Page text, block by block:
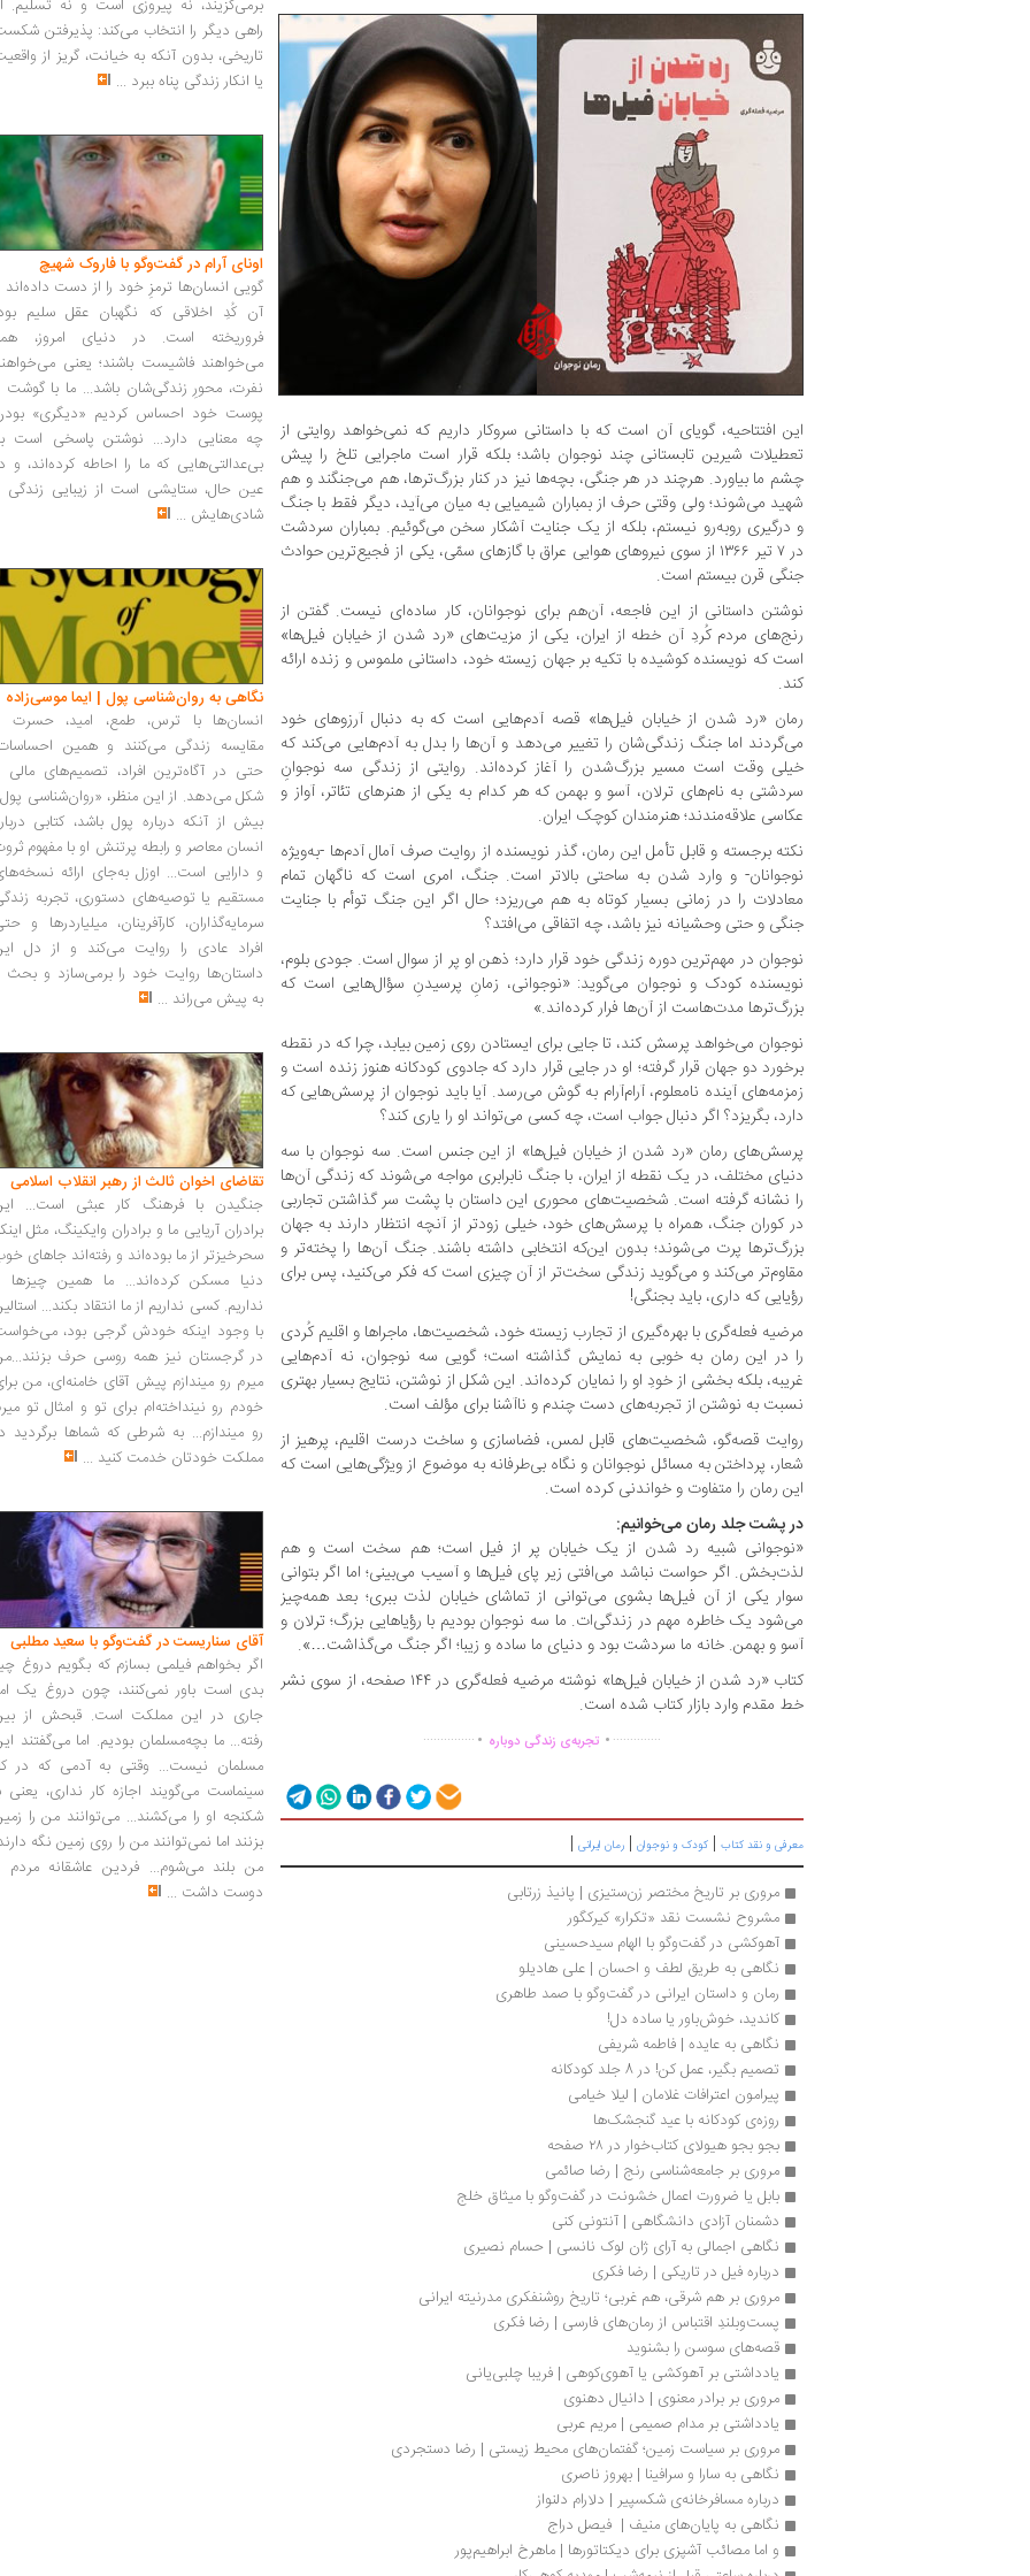
این افتتاحیه، گویای آن است که با داستانی سروکار داریم که نمی‌خواهد روایتی از
تعطیلات شیرین تابستانی چند نوجوان باشد؛ بلکه قرار است ماجرایی تلخ را پیش
چشم ما بیاورد. هرچند در هر جنگی، بچه‌ها نیز در کنار بزرگ‌ترها، هم می‌جنگند و هم
شهید می‌شوند؛ ولی وقتی حرف از بمباران شیمیایی به میان می‌آید، دیگر فقط با جنگ
و درگیری روبه‌رو نیستم، بلکه از یک جنایت آشکار سخن می‌گوئیم. بمباران سردشت
در ۷ تیر ۱۳۶۶ از سوی نیروهای هوایی عراق با گازهای سمّی، یکی از فجیع‌ترین حوادث
جنگی قرن بیستم است.
نوشتن داستانی از این فاجعه، آن‌هم برای نوجوانان، کار ساده‌ای نیست. گفتن از
رنج‌های مردم کُردِ آن خطه از ایران، یکی از مزیت‌های «رد شدن از خیابان فیل‌ها»
است که نویسنده کوشیده با تکیه بر جهان زیسته خود، داستانی ملموس و زنده ارائه
کند.
رمان «رد شدن از خیابان فیل‌ها» قصه آدم‌هایی است که به دنبال آرزوهای خود
می‌گردند اما جنگ زندگی‌شان را تغییر می‌دهد و آن‌ها را بدل به آدم‌هایی می‌کند که
خیلی وقت است مسیر بزرگ‌شدن را آغاز کرده‌اند. روایتی از زندگی سه نوجوانِ
سردشتی به نام‌های ترلان، آسو و بهمن که هر کدام به یکی از هنرهای تئاتر، آواز و
عکاسی علاقه‌مندند؛ هنرمندان کوچک ایران.
نکته برجسته و قابل تأمل این رمان، گذر نویسنده از روایت صرف آمال آدم‌ها -به‌ویژه
نوجوانان- و وارد شدن به ساحتی بالاتر است. جنگ، امری است که ناگهان تمام
معادلات را در زمانی بسیار کوتاه به هم می‌ریزد؛ حال اگر این جنگ توأم با جنایت
جنگی و حتی وحشیانه نیز باشد، چه اتفاقی می‌افتد؟
نوجوان در مهم‌ترین دوره زندگی خود قرار دارد؛ ذهن او پر از سوال است. جودی بلوم،
نویسنده کودک و نوجوان می‌گوید: «نوجوانی، زمانِ پرسیدنِ سؤال‌هایی است که
بزرگ‌ترها مدت‌هاست از آن‌ها فرار کرده‌اند.»
نوجوان می‌خواهد پرسش کند، تا جایی برای ایستادن روی زمین بیابد، چرا که در نقطه
برخورد دو جهان قرار گرفته؛ او در جایی قرار دارد که جادوی کودکانه هنوز زنده است و
زمزمه‌های آینده نامعلوم، آرام‌آرام به گوش می‌رسد. آیا باید نوجوان از پرسش‌هایی که
دارد، بگریزد؟ اگر دنبال جواب است، چه کسی می‌تواند او را یاری کند؟
پرسش‌های رمان «رد شدن از خیابان فیل‌ها» از این جنس است. سه نوجوان با سه
دنیای مختلف، در یک نقطه از ایران، با جنگ نابرابری مواجه می‌شوند که زندگی آن‌ها
را نشانه گرفته است. شخصیت‌های محوری این داستان با پشت سر گذاشتن تجاربی
در کوران جنگ، همراه با پرسش‌های خود، خیلی زودتر از آنچه انتظار دارند به جهان
بزرگ‌ترها پرت می‌شوند؛ بدون این‌که انتخابی داشته باشند. جنگ آن‌ها را پخته‌تر و
مقاوم‌تر می‌کند و می‌گوید زندگی سخت‌تر از آن چیزی است که فکر می‌کنید، پس برای
رؤیایی که داری، باید بجنگی!
مرضیه فعله‌گری با بهره‌گیری از تجارب زیسته خود، شخصیت‌ها، ماجراها و اقلیم کُردی
را در این رمان به خوبی به نمایش گذاشته است؛ گویی سه نوجوان، نه آدم‌هایی
غریبه، بلکه بخشی از خودِ او را نمایان کرده‌اند. این شکل از نوشتن، نتایج بسیار بهتری
نسبت به نوشتن از تجربه‌های دست چندم و ناآشنا برای مؤلف است.
روایت قصه‌گو، شخصیت‌های قابل لمس، فضاسازی و ساخت درست اقلیم، پرهیز از
شعار، پرداختن به مسائل نوجوانان و نگاه بی‌طرفانه به موضوع از ویژگی‌هایی است که
این رمان را متفاوت و خواندنی کرده است.
در پشت جلد رمان می‌خوانیم:
«نوجوانی شبیه رد شدن از یک خیابان پر از فیل است؛ هم سخت است و هم
لذت‌بخش. اگر حواست نباشد می‌افتی زیر پای فیل‌ها و آسیب می‌بینی؛ اما اگر بتوانی
سوار یکی از آن فیل‌ها بشوی می‌توانی از تماشای خیابان لذت ببری؛ بعد همه‌چیز
می‌شود یک خاطره مهم در زندگی‌ات. ما سه نوجوان بودیم با رؤیاهایی بزرگ؛ ترلان و
آسو و بهمن. خانه ما سردشت بود و دنیای ما ساده و زیبا؛ اگر جنگ می‌گذاشت…».
کتاب «رد شدن از خیابان فیل‌ها» نوشته مرضیه فعله‌گری در ۱۴۴ صفحه، از سوی نشر
خط مقدم وارد بازار کتاب شده است.
............... . تجربه‌ی زندگی دوباره...............
معرفی و نقد کتاب | کودک و نوجوان | رمان ایرانی |
مروری بر تاریخ مختصر زن‌ستیزی | پانیذ زرتابی
مشروح نشست نقد «تکرار» کیرکگور
آهوکشی در گفت‌وگو با الهام سیدحسینی
نگاهی به طریق لطف و احسان | علی هادیلو
رمان و داستان ایرانی در گفت‌وگو با صمد طاهری
کاندید، خوش‌باور یا ساده دل!
نگاهی به عایده | فاطمه شریفی
تصمیم بگیر، عمل کن! در 8 جلد کودکانه
پیرامون اعترافات غلامان | لیلا خیامی
روزه‌‌ی کودکانه با عید گنجشک‌ها
بجو بجو هیولای کتاب‌خوار در ۲۸ صفحه
مروری بر جامعه‌شناسی رنج | رضا صائمی
بابل یا ضرورت اعمال خشونت در گفت‌وگو با میثاق خلج
دشمنان آزادی دانشگاهی | آنتونی كنی
نگاهی اجمالی به آرای ژان لوک نانسی | حسام نصیری
درباره فیل در تاریکی | رضا فکری
مروری بر هم شرقی، هم غربی؛ تاریخ روشنفكری مدرنیته ایرانی
پست‌وبلندِ اقتباس از رمان‌‌های فارسی | رضا فکری
قصه‌های سوسن را بشنوید
یادداشتی بر آهوکشی‌ یا آهوی‌کوهی | فریبا چلبی‌یانی
مروری بر برادر معنوی | دانیال دهنوی
یادداشتی بر مدام صمیمی | مریم عربی
مروری بر سیاست زمین؛ گفتمان‌های محیط زیستی | رضا دستجردی
نگاهی به سارا و سرافینا | بهروز ناصری
درباره مسافرخانه‌ی شکسپیر | دلارام دلنواز
نگاهی به پایان‌های منیف |  فیصل دراج
و اما مصائب آشپزی برای دیکتاتورها | ماهرخ ابراهیم‌پور
برمی‌گزیند، نه پیروزی است و نه تسلیم.
راهی دیگر را انتخاب می‌کند: پذیرفتن
تاریخی، بدون آنکه به خیانت، گریز از
یا انکار زندگی پناه ببرد ...
اونای آرام در گفت‌وگو با فاروک شهیچ‭
گویی انسان‌ها ترمزِ خود را از دست داده‌اند
آن کُدِ اخلاقی که نگهبان عقل سلیم
فروریخته است. در دنیای امروز،
می‌خواهند فاشیست باشند؛ یعنی
نفرت، محورِ زندگی‌شان باشد... ما با گوشت
پوست خود احساس کردیم «دیگری»
چه معنایی دارد... نوشتن پاسخی است
بی‌عدالتی‌هایی که ما را احاطه کرده‌اند، و
عین حال، ستایشی است از زیبایی زندگی
شادی‌هایش ...
نگاهی به روان‌شناسی پول | ایما موسی‌زاده
انسان‌ها با ترس، طمع، امید، حسرت
مقایسه زندگی می‌کنند و همین
حتی در آگاه‌ترین افراد، تصمیم‌های مالی
شکل می‌دهد. از این منظر، «روان‌شناسی
بیش از آنکه درباره پول باشد، کتابی
انسان معاصر و رابطه پرتنش او با مفهوم
و دارایی است... اوزل به‌جای ارائه
مستقیم یا توصیه‌های دستوری، تجربه
سرمایه‌گذاران، کارآفرینان، میلیاردرها و
افراد عادی را روایت می‌کند و از دل
داستان‌ها روایت خود را برمی‌سازد و بحث
به پیش می‌راند ...
تقاضای اخوان ثالث از رهبر انقلاب اسلامی
جنگیدن با فرهنگ کار عبثی است...
برادران آریایی ما و برادران وایکینگ، مثل
سحرخیزتر از ما بوده‌اند و رفته‌اند جاهای
دنیا مسکن کرده‌اند... ما همین چیزها
نداریم. کسی نداریم از ما انتقاد بکند...
با وجود اینکه خودش گرجی بود،
در گرجستان نیز همه روسی حرف
میرم رو میندازم پیش آقای خامنه‌ای، من
خودم رو نینداخته‌ام برای تو و امثال تو
رو میندازم... به شرطی که شماها برگردید
مملکت خودتان خدمت کنید ...
آقای سناریست در گفت‌وگو با سعید مطلبی
اگر بخواهم فیلمی بسازم که بگویم دروغ
بدی است باور نمی‌کنند، چون دروغ یک
جاری در این مملکت است. قبحش از
رفته... ما بچه‌مسلمان بودیم. اما می‌گفتند
مسلمان نیست... وقتی به آدمی که در
سینماست می‌گویند اجازه کار نداری، یعنی
شکنجه او را می‌کشند... می‌توانند من را
بزنند اما نمی‌توانند من را روی زمین نگه
من بلند می‌شوم... فردین عاشقانه مردم
دوست داشت ...